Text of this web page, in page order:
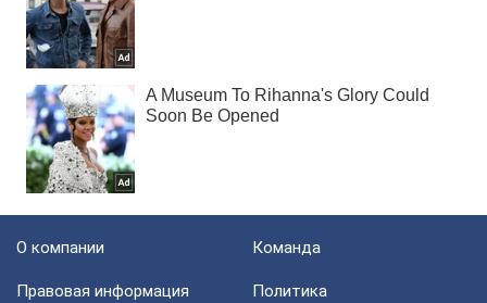
О компании Команда
Правовая информация
Политика